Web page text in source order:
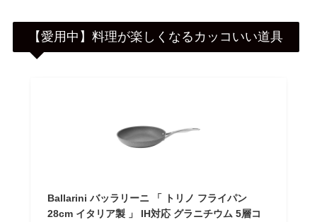
【愛用中】料理が楽しくなるカッコいい道具
Ballarini バッラリーニ 「 トリノ フライパン
28cm イタリア製 」 IH対応 グラニチウム 5層コ